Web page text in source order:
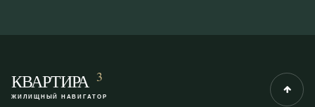
КВАРТИРА 3
ЖИЛИЩНЫЙ НАВИГАТОР